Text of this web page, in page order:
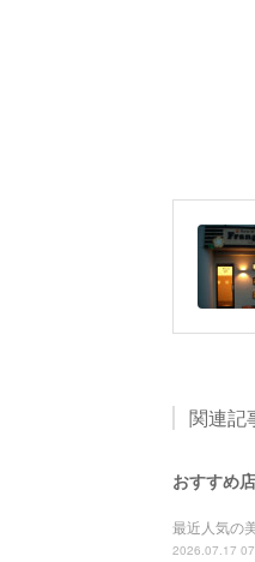
関連記
おすすめ
最近人気の
2026.07.17